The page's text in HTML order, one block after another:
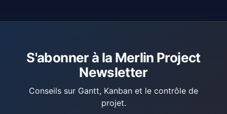
S'abonner à la Merlin Project
Newsletter
Conseils sur Gantt, Kanban et le contrôle de
projet.